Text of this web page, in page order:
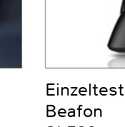
Einzeltest
Beafon